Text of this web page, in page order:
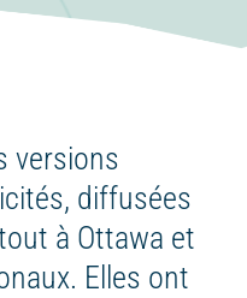
versions
diffusées
à Ottawa et
Elles ont